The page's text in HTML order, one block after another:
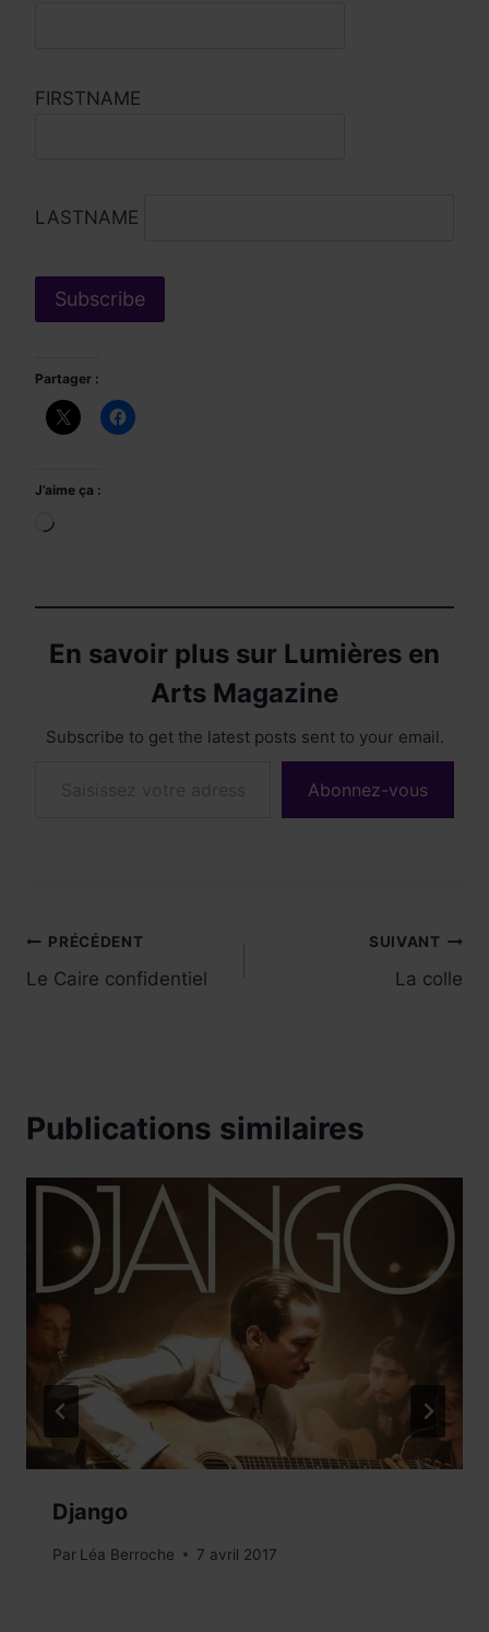
FIRSTNAME
LASTNAME
Partager :
J’aime ça :
Chargement…
En savoir plus sur Lumières en
Arts Magazine
Subscribe to get the latest posts sent to your email.
Abonnez-vous
Navigation
de
PRÉCÉDENT
Le Caire confidentiel
SUIVANT
La colle
Publications similaires
Django
Par Léa Berroche 7 avril 2017